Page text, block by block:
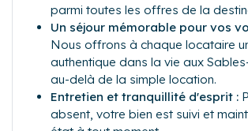
parmi toutes les offres de la
Un séjour mémorable pour vos
Nous offrons à chaque locataire
authentique dans la vie aux
au-delà de la simple location.
Entretien et tranquillité d'esprit :
absent, votre bien est suivi et